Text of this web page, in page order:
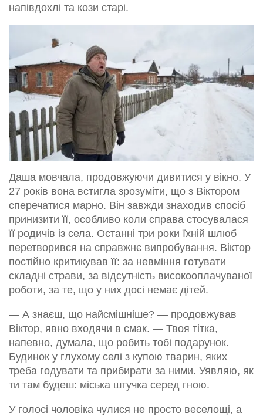
напівдохлі та кози старі.
Даша мовчала, продовжуючи дивитися у вікно. У
27 років вона встигла зрозуміти, що з Віктором
сперечатися марно. Він завжди знаходив спосіб
принизити її, особливо коли справа стосувалася
її родичів із села. Останні три роки їхній шлюб
перетворився на справжнє випробування. Віктор
постійно критикував її: за невміння готувати
складні страви, за відсутність високооплачуваної
роботи, за те, що у них досі немає дітей.
— А знаєш, що найсмішніше? — продовжував
Віктор, явно входячи в смак. — Твоя тітка,
напевно, думала, що робить тобі подарунок.
Будинок у глухому селі з купою тварин, яких
треба годувати та прибирати за ними. Уявляю, як
ти там будеш: міська штучка серед гною.
У голосі чоловіка чулися не просто веселощі, а